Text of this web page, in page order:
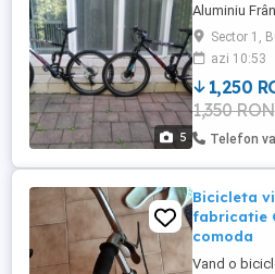
5
Aluminiu
buc Noi
pentru
Sector 1,
azi 10:53
1,250
1,350 RON
Telefon
Bicicleta
fabricatie
comoda
Vand o